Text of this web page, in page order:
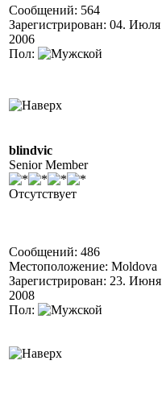
Сообщений: 564
Зарегистрирован: 04. Июля
2006
Пол:
blindvic
Senior Member
Отсутствует
Сообщений: 486
Местоположение: Moldova
Зарегистрирован: 23. Июня
2008
Пол: